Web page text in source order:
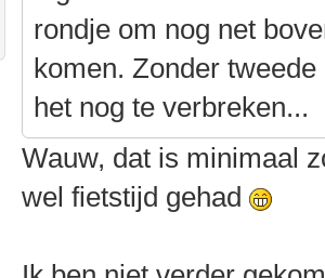
rondje om nog net
komen. Zonder
het nog te verbreken...
Wauw, dat is minimaal
wel fietstijd gehad